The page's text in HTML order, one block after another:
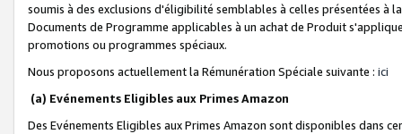
soumis à des exclusions d'éligibilité semblables à celles présentées à
Documents de Programme applicables à un achat de Produit
promotions ou programmes spéciaux.
Nous proposons actuellement la Rémunération Spéciale suivante : ici
(a) Evénements Eligibles aux Primes Amazon
Des Evénements Eligibles aux Primes Amazon sont disponibles dans